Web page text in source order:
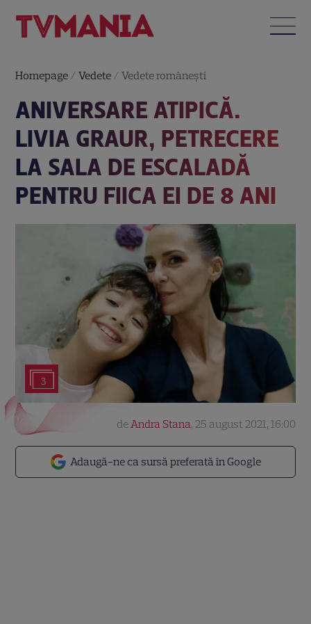
Homepage /Vedete /Vedete româneşti
ANIVERSARE ATIPICĂ.
LIVIA GRAUR, PETRECERE
LA SALA DE ESCALADĂ
PENTRU FIICA EI DE 8 ANI
3
Adaugă-ne ca sursă preferată în Google
deAndra Stana, 25 august 2021, 16:00